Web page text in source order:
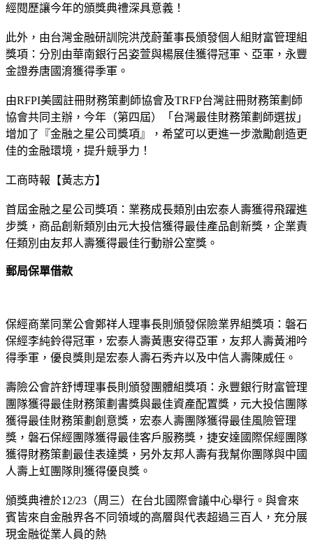
經閱歷讓今年的頒獎典禮深具意義！
此外，由台灣金融研訓院洪茂蔚董事長頒發個人組財富管理組
獎項：分別由華南銀行呂姿萱與楊展佳獲得冠軍、亞軍，永豐
金證券唐國淯獲得季軍。
由RFPI美國註冊財務策劃師協會及TRFP台灣註冊財務策劃師
協會共同主辦，今年（第四屆）「台灣最佳財務策劃師選拔」
增加了『金融之星公司獎項』，希望可以更進一步激勵創造更
佳的金融環境，提升競爭力！
工商時報【黃志方】
首屆金融之星公司獎項：業務成長類別由宏泰人壽獲得飛躍進
步獎，商品創新類別由元大投信獲得最佳產品創新獎，企業責
任類別由友邦人壽獲得最佳行動辦公室獎。
郵局保單借款
保經商業同業公會鄭祥人理事長則頒發保險業界組獎項：磐石
保經李純鈴得冠軍，宏泰人壽黃惠安得亞軍，友邦人壽黃湘吟
得季軍，優良獎則是宏泰人壽石秀卉以及中信人壽陳威任。
壽險公會許舒博理事長則頒發團體組獎項：永豐銀行財富管理
團隊獲得最佳財務策劃書獎與最佳資產配置獎，元大投信團隊
獲得最佳財務策劃創意獎，宏泰人壽團隊獲得最佳風險管理
獎，磐石保經團隊獲得最佳客戶服務獎，捷安達國際保經團隊
獲得財務策劃最佳表達獎，另外友邦人壽有我幫你團隊與中國
人壽上虹團隊則獲得優良獎。
頒獎典禮於12/23（周三）在台北國際會議中心舉行。與會來
賓皆來自金融界各不同領域的高層與代表超過三百人，充分展
現金融從業人員的熱